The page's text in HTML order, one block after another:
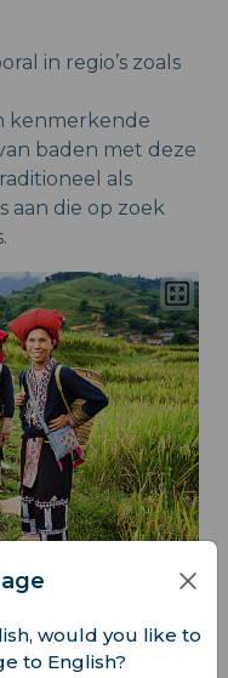
in regio’s zoals
kenmerkende
baden met deze
als
aan die op zoek
unieke levenswijze
Dao-
would you like to
to English?